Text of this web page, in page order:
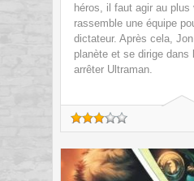
héros, il faut agir au
rassemble une équipe
dictateur. Après cela,
planète et se dirige dans
arrêter Ultraman.